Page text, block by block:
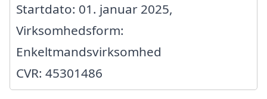
Startdato: 01. januar 2025,
Virksomhedsform:
Enkeltmandsvirksomhed
CVR: 45301486